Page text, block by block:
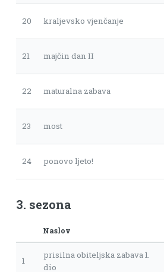
20 kraljevsko vjenčanje
21 majčin dan II
22 maturalna zabava
23 most
24 ponovo ljeto!
3. sezona
Naslov
1
prisilna obiteljska zabava 1.
dio